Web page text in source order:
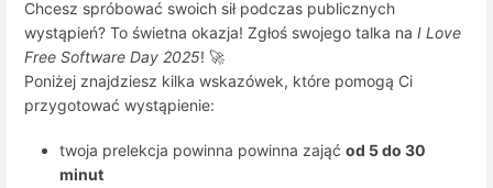
Chcesz spróbować swoich sił podczas publicznych
wystąpień? To świetna okazja! Zgłoś swojego talka na I Love
Free Software Day 2025! 🚀
Poniżej znajdziesz kilka wskazówek, które pomogą Ci
przygotować wystąpienie:
twoja prelekcja powinna powinna zająć od 5 do 30
minut